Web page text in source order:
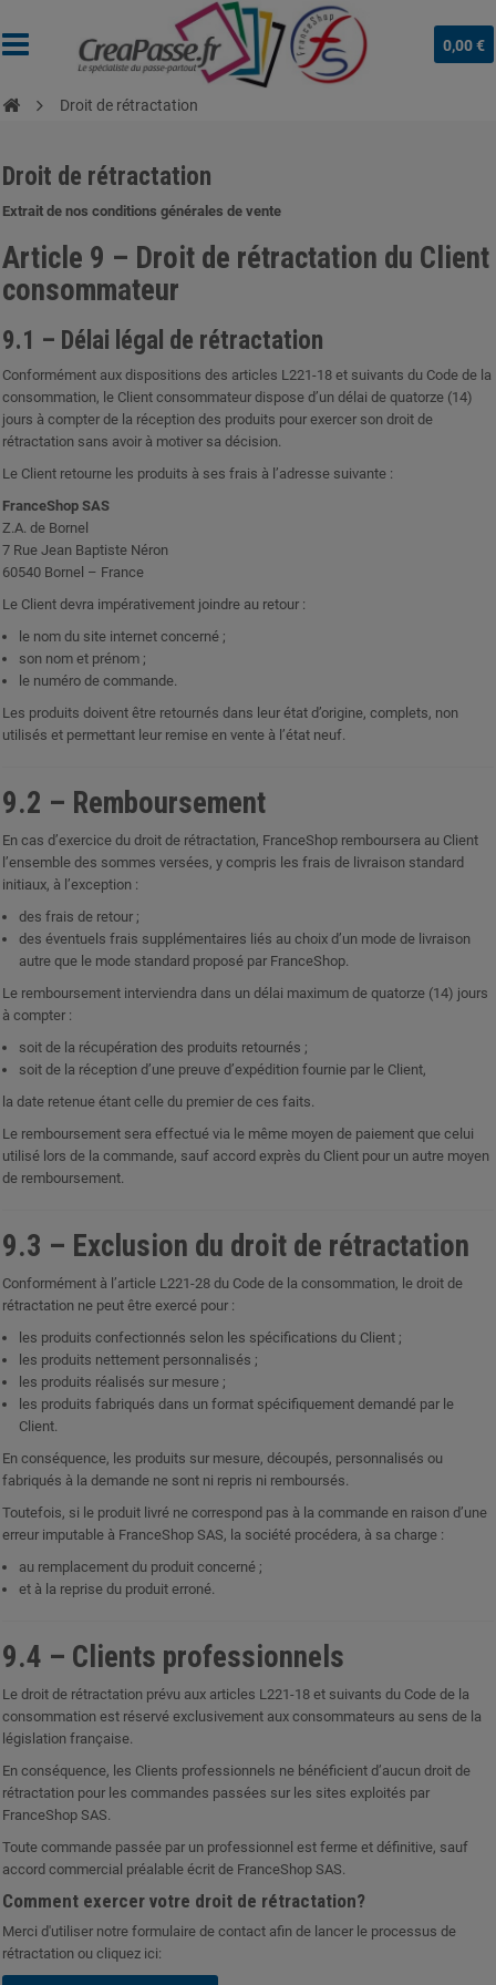
0,00 €
Droit de rétractation
Droit de rétractation
Extrait de nos conditions générales de vente
Article 9 – Droit de rétractation du Client
consommateur
9.1 – Délai légal de rétractation
Conformément aux dispositions des articles L221-18 et suivants du Code de la
consommation, le Client consommateur dispose d’un délai de quatorze (14)
jours à compter de la réception des produits pour exercer son droit de
rétractation sans avoir à motiver sa décision.
Le Client retourne les produits à ses frais à l’adresse suivante :
FranceShop SAS
Z.A. de Bornel
7 Rue Jean Baptiste Néron
60540 Bornel – France
Le Client devra impérativement joindre au retour :
le nom du site internet concerné ;
son nom et prénom ;
le numéro de commande.
Les produits doivent être retournés dans leur état d’origine, complets, non
utilisés et permettant leur remise en vente à l’état neuf.
9.2 – Remboursement
En cas d’exercice du droit de rétractation, FranceShop remboursera au Client
l’ensemble des sommes versées, y compris les frais de livraison standard
initiaux, à l’exception :
des frais de retour ;
des éventuels frais supplémentaires liés au choix d’un mode de livraison
autre que le mode standard proposé par FranceShop.
Le remboursement interviendra dans un délai maximum de quatorze (14) jours
à compter :
soit de la récupération des produits retournés ;
soit de la réception d’une preuve d’expédition fournie par le Client,
la date retenue étant celle du premier de ces faits.
Le remboursement sera effectué via le même moyen de paiement que celui
utilisé lors de la commande, sauf accord exprès du Client pour un autre moyen
de remboursement.
9.3 – Exclusion du droit de rétractation
Conformément à l’article L221-28 du Code de la consommation, le droit de
rétractation ne peut être exercé pour :
les produits confectionnés selon les spécifications du Client ;
les produits nettement personnalisés ;
les produits réalisés sur mesure ;
les produits fabriqués dans un format spécifiquement demandé par le
Client.
En conséquence, les produits sur mesure, découpés, personnalisés ou
fabriqués à la demande ne sont ni repris ni remboursés.
Toutefois, si le produit livré ne correspond pas à la commande en raison d’une
erreur imputable à FranceShop SAS, la société procédera, à sa charge :
au remplacement du produit concerné ;
et à la reprise du produit erroné.
9.4 – Clients professionnels
Le droit de rétractation prévu aux articles L221-18 et suivants du Code de la
consommation est réservé exclusivement aux consommateurs au sens de la
législation française.
En conséquence, les Clients professionnels ne bénéficient d’aucun droit de
rétractation pour les commandes passées sur les sites exploités par
FranceShop SAS.
Toute commande passée par un professionnel est ferme et définitive, sauf
accord commercial préalable écrit de FranceShop SAS.
Comment exercer votre droit de rétractation?
Merci d'utiliser notre formulaire de contact afin de lancer le processus de
rétractation ou cliquez ici: